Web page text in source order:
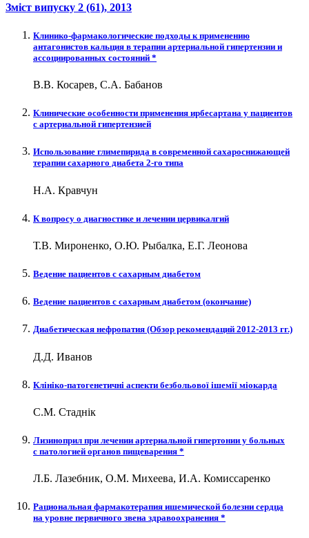
Зміст випуску 2 (61), 2013
Клинико-фармакологические подходы к применению
антагонистов кальция в терапии артериальной гипертензии и
ассоциированных состояний *
В.В. Косарев, С.А. Бабанов
Клинические особенности применения ирбесартана у пациентов
с артериальной гипертензией
Использование глимепирида в современной сахароснижающей
терапии сахарного диабета 2-го типа
Н.А. Кравчун
К вопросу о диагностике и лечении цервикалгий
Т.В. Мироненко, О.Ю. Рыбалка, Е.Г. Леонова
Ведение пациентов с сахарным диабетом
Ведение пациентов с сахарным диабетом (окончание)
Диабетическая нефропатия (Обзор рекомендаций 2012-2013 гг.)
Д.Д. Иванов
Клініко-патогенетичні аспекти безбольової ішемії міокарда
С.М. Стаднік
Лизиноприл при лечении артериальной гипертонии у больных
с патологией органов пищеварения *
Л.Б. Лазебник, О.М. Михеева, И.А. Комиссаренко
Рациональная фармакотерапия ишемической болезни сердца
на уровне первичного звена здравоохранения *